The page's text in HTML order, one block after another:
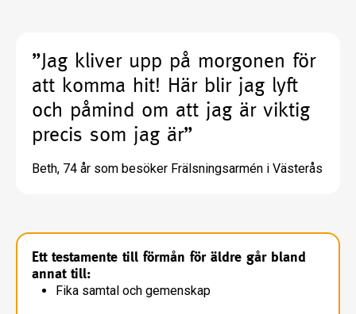
”Jag kliver upp på morgonen för
att komma hit! Här blir jag lyft
och påmind om att jag är viktig
precis som jag är”
Beth, 74 år som besöker Frälsningsarmén i Västerås
Ett testamente till förmån för äldre går bland
annat till:
Fika samtal och gemenskap